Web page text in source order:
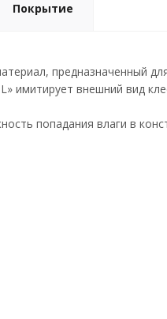
Покрытие
предназначенный
имитирует внешний вид
попадания влаги в